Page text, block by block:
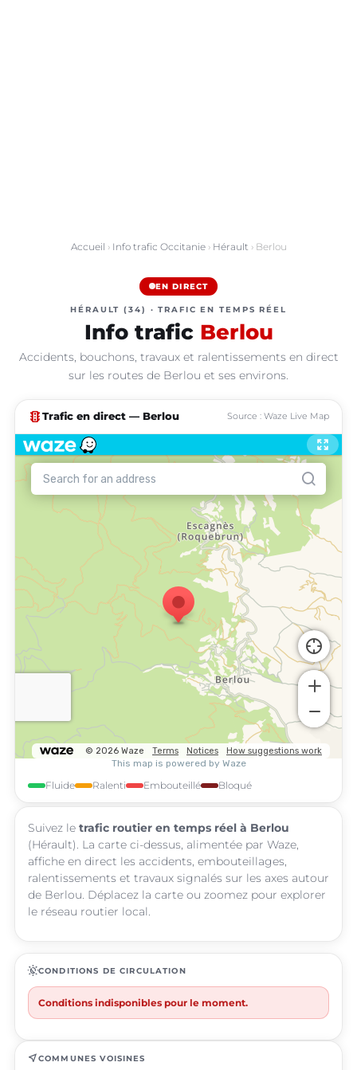
Accueil › Info trafic Occitanie› Hérault › Berlou
EN DIRECT
HÉRAULT (34) · TRAFIC EN TEMPS RÉEL
Info trafic Berlou
Accidents, bouchons, travaux et ralentissements en direct
sur les routes de Berlou et ses environs.
traffic Trafic en direct — Berlou Source : Waze Live Map
Fluide Ralenti Embouteillé Bloqué
Suivez le trafic routier en temps réel à Berlou
(Hérault). La carte ci-dessus, alimentée par Waze,
affiche en direct les accidents, embouteillages,
ralentissements et travaux signalés sur les axes autour
de Berlou. Déplacez la carte ou zoomez pour explorer
le réseau routier local.
routineCONDITIONS DE CIRCULATION
Conditions indisponibles pour le moment.
near_meCOMMUNES VOISINES